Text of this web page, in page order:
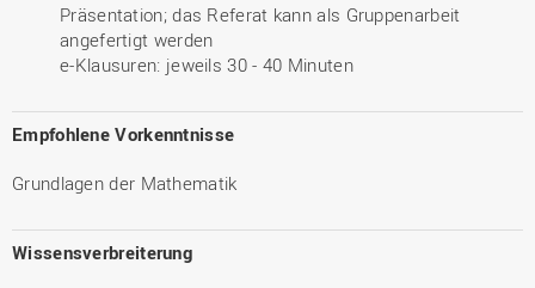
Präsentation; das Referat kann als Gruppenarbeit
angefertigt werden
e-Klausuren: jeweils 30 - 40 Minuten
Empfohlene Vorkenntnisse
Grundlagen der Mathematik
Wissensverbreiterung